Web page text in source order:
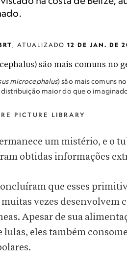
, ATUALIZADO 12 DE JAN. DE
microcephalus) são mais comuns
maior do que o
PICTURE LIBRARY
um mistério, e o
obtidas informações
que esses
vezes desenvolvem
Apesar de sua
eles também